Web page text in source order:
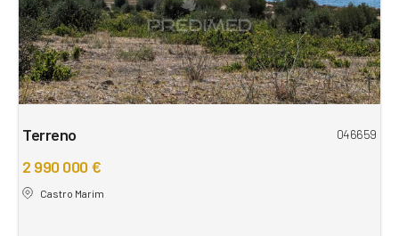
Terreno 046659
2 990 000 €
Castro Marim